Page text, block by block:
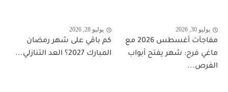
يوليو 30, 2026
مفاجآت أغسطس 2026 مع
ماغي فرح: شهر يفتح أبواب
الفرص...
يوليو 28, 2026
كم باقي على شهر رمضان
المبارك 2027؟ العد التنازلي...